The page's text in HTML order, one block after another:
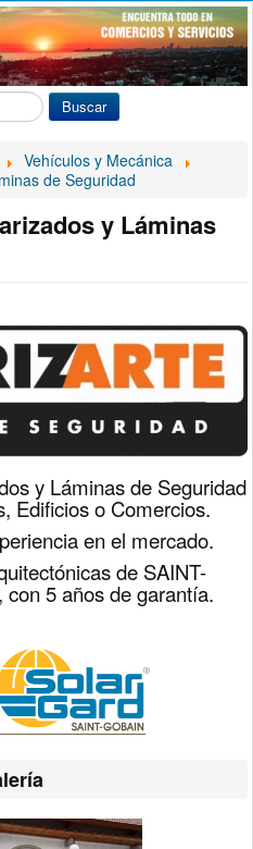
Buscar
Vehículos y Mecánica
de Seguridad
y Láminas
y Láminas de Seguridad
Edificios o Comercios.
en el mercado.
de SAINT-
5 años de garantía.